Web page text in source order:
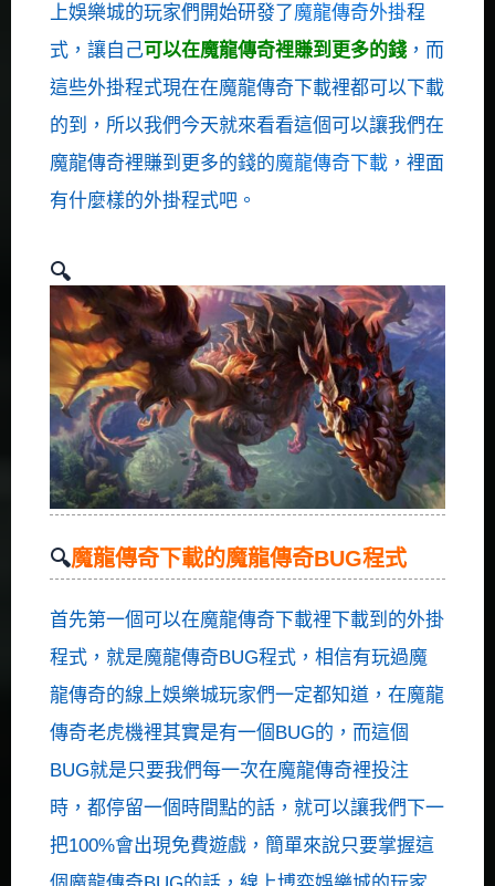
上娛樂城的玩家們開始研發了魔龍傳奇外掛程
式，讓自己可以在魔龍傳奇裡賺到更多的錢 ，而
這些外掛程式現在在魔龍傳奇下載裡都可以下載
的到，所以我們今天就來看看這個可以讓我們在
魔龍傳奇裡賺到更多的錢的魔龍傳奇下載 ，裡面
有什麼樣的外掛程式吧。
魔龍傳奇下載的魔龍傳奇BUG程式
首先第一個可以在魔龍傳奇下載裡下載到的外掛
程式，就是魔龍傳奇BUG程式，相信有玩過魔
龍傳奇的線上娛樂城玩家們一定都知道，在魔龍
傳奇老虎機裡其實是有一個BUG的，而這個
BUG就是只要我們每一次在魔龍傳奇裡投注
時，都停留一個時間點的話，就可以讓我們下一
把100%會出現免費遊戲，簡單來說只要掌握這